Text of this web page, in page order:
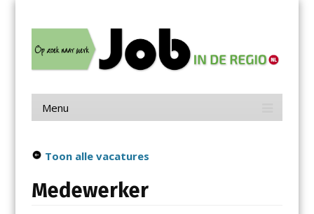
contentJob in de Regio
Menu
Toon alle vacatures
Medewerker